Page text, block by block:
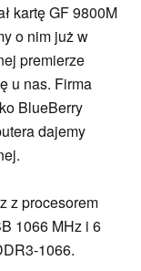
kartę GF 9800M
o nim już w
premierze
u nas. Firma
BlueBerry
dajemy
z procesorem
1066 MHz i 6
1066.